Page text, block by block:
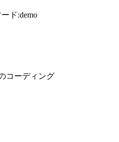
ド:demo
コーディング